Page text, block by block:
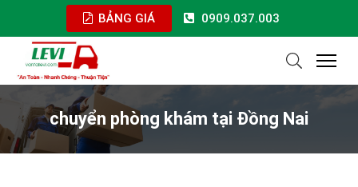
BẢNG GIÁ 0909.037.003
chuyển phòng khám tại Đồng Nai